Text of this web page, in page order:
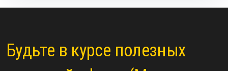
Будьте в курсе полезных